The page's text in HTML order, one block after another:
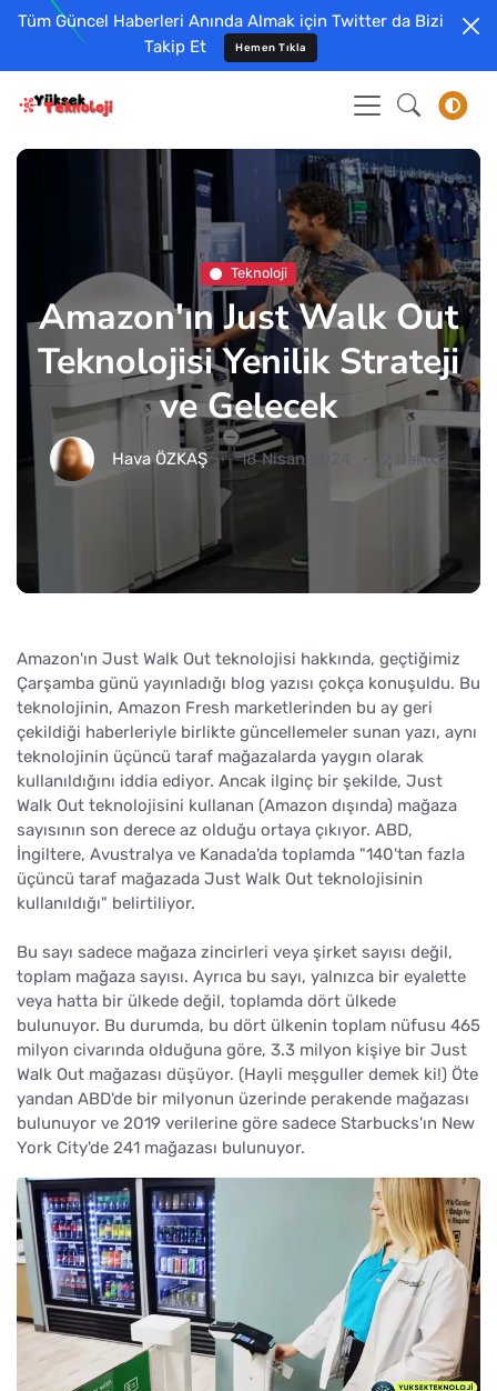
Tüm Güncel Haberleri Anında Almak için Twitter da Bizi
Takip Et
Hemen Tıkla
Teknoloji
Amazon'ın Just Walk Out
Teknolojisi Yenilik Strateji
ve Gelecek
Hava ÖZKAŞ 18 Nisan 2024 2 Dakika
Amazon'ın Just Walk Out teknolojisi hakkında, geçtiğimiz
Çarşamba günü yayınladığı blog yazısı çokça konuşuldu. Bu
teknolojinin, Amazon Fresh marketlerinden bu ay geri
çekildiği haberleriyle birlikte güncellemeler sunan yazı, aynı
teknolojinin üçüncü taraf mağazalarda yaygın olarak
kullanıldığını iddia ediyor. Ancak ilginç bir şekilde, Just
Walk Out teknolojisini kullanan (Amazon dışında) mağaza
sayısının son derece az olduğu ortaya çıkıyor. ABD,
İngiltere, Avustralya ve Kanada'da toplamda "140'tan fazla
üçüncü taraf mağazada Just Walk Out teknolojisinin
kullanıldığı" belirtiliyor.
Bu sayı sadece mağaza zincirleri veya şirket sayısı değil,
toplam mağaza sayısı. Ayrıca bu sayı, yalnızca bir eyalette
veya hatta bir ülkede değil, toplamda dört ülkede
bulunuyor. Bu durumda, bu dört ülkenin toplam nüfusu 465
milyon civarında olduğuna göre, 3.3 milyon kişiye bir Just
Walk Out mağazası düşüyor. (Hayli meşguller demek ki!) Öte
yandan ABD'de bir milyonun üzerinde perakende mağazası
bulunuyor ve 2019 verilerine göre sadece Starbucks'ın New
York City'de 241 mağazası bulunuyor.